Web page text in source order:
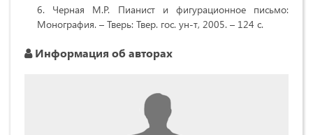
Черная М.Р. Пианист и фигурационное письмо:
Монография. – Тверь: Твер. гос. ун-т, 2005. – 124 с.
Информация об авторах